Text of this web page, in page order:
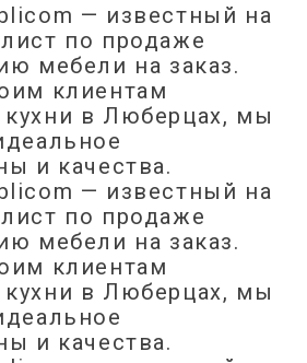
— известный на
по продаже
мебели на заказ.
клиентам
в Люберцах, мы
и качества.
— известный на
по продаже
мебели на заказ.
клиентам
в Люберцах, мы
и качества.